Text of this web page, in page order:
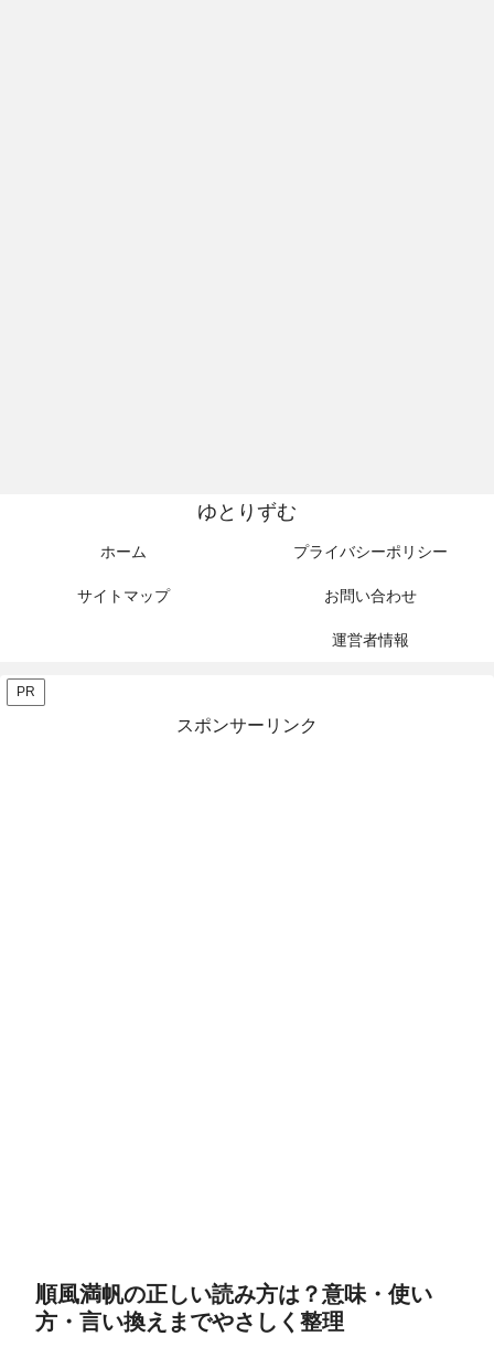
ゆとりずむ
ホーム プライバシーポリシー
サイトマップ お問い合わせ
運営者情報
PR
スポンサーリンク
順風満帆の正しい読み方は？意味・使い
方・言い換えまでやさしく整理